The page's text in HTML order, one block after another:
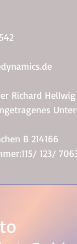
Richard Hellwig
B 214166
123/